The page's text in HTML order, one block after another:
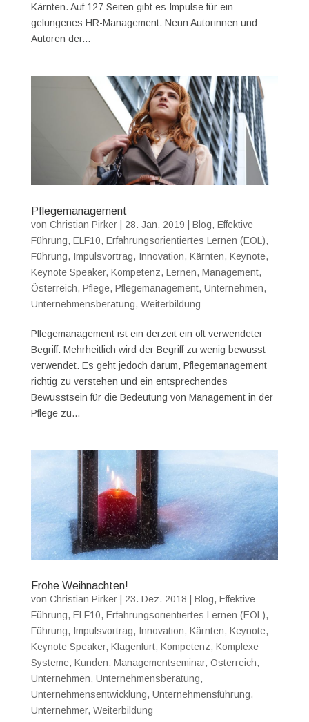
Kärnten. Auf 127 Seiten gibt es Impulse für ein
gelungenes HR-Management. Neun Autorinnen und
Autoren der...
Pflegemanagement
von Christian Pirker| 28. Jan. 2019 Blog, Effektive
Führung, ELF10, Erfahrungsorientiertes Lernen (EOL),
Führung, Impulsvortrag, Innovation, Kärnten, Keynote,
Keynote Speaker, Kompetenz, Lernen, Management,
Österreich, Pflege, Pflegemanagement, Unternehmen,
Unternehmensberatung, Weiterbildung
Pflegemanagement ist ein derzeit ein oft verwendeter
Begriff. Mehrheitlich wird der Begriff zu wenig bewusst
verwendet. Es geht jedoch darum, Pflegemanagement
richtig zu verstehen und ein entsprechendes
Bewusstsein für die Bedeutung von Management in der
Pflege zu...
Frohe Weihnachten!
von Christian Pirker| 23. Dez. 2018 Blog, Effektive
Führung, ELF10, Erfahrungsorientiertes Lernen (EOL),
Führung, Impulsvortrag, Innovation, Kärnten, Keynote,
Keynote Speaker, Klagenfurt, Kompetenz, Komplexe
Systeme, Kunden, Managementseminar, Österreich,
Unternehmen, Unternehmensberatung,
Unternehmensentwicklung, Unternehmensführung,
Unternehmer, Weiterbildung